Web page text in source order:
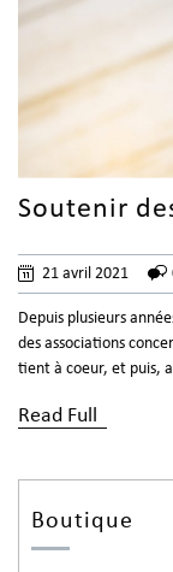
Soutenir
21 avril 2021
Depuis plusieurs
des associations
tient à coeur, et puis,
Read Full
Boutique